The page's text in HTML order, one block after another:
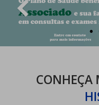
CONHEÇA